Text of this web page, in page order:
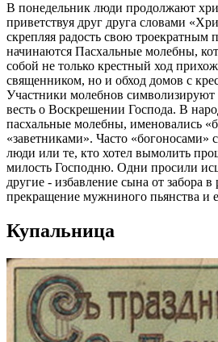
В понедельник люди продолжают
приветствуя друг друга словами
скрепляя радость свою троекратным
начинаются Пасхальные молебны,
собой не только крестный ход
священником, но и обход домов с
Участники молебнов
весть о Воскрешении Господа. В
пасхальные молебны, именовались
«заветниками». Часто «богоносами»
люди или те, кто хотел вымолить
милость Господню. Одни просили
другие - избавление сына от забора в
прекращение мужниного пьянства и
Купальница